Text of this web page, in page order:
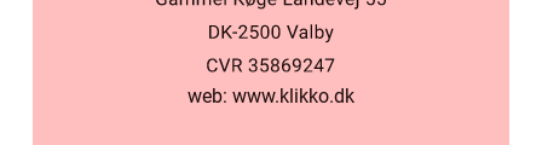
web: www.klikko.dk